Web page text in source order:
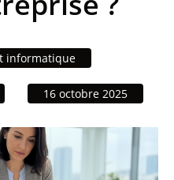
informatique
16 octobre 2025